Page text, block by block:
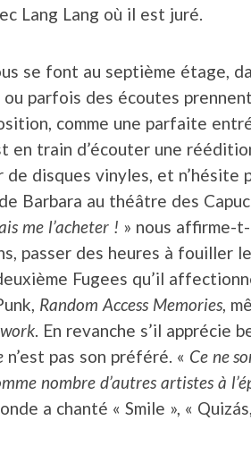
Lang Lang où il est juré.
se font au septième étage,
parfois des écoutes
comme une parfaite
en train d’écouter une
de disques vinyles, et n’hésite
Barbara au théâtre des
me l’acheter ! » nous affirme-
passer des heures à fouiller
Fugees qu’il
Random Access Memories,
. En revanche s’il apprécie
n’est pas son préféré. « Ce ne
nombre d’autres artistes à
a chanté « Smile », «